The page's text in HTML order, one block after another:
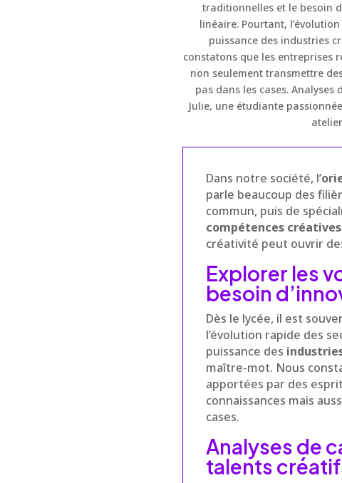
traditionnelles et le besoin
linéaire. Pourtant,
puissance des industries
constatons que les entreprises
non seulement transmettre
pas dans les cases.
Julie, une étudiante
Dans notre société, l’
parle beaucoup des
commun, puis de
compétences
créativité peut ouvrir
Explorer les
besoin
Dès le lycée, il est
l’évolution rapide des
puissance des
maître-mot. Nous
apportées par des
connaissances mais
cases.
Analyses de
talents